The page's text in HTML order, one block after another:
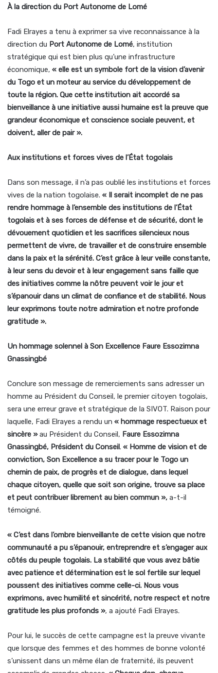
À la direction du Port Autonome de Lomé
Fadi Elrayes a tenu à exprimer sa vive reconnaissance à la
direction du Port Autonome de Lomé, institution
stratégique qui est bien plus qu’une infrastructure
économique, « elle est un symbole fort de la vision d’avenir
du Togo et un moteur au service du développement de
toute la région. Que cette institution ait accordé sa
bienveillance à une initiative aussi humaine est la preuve que
grandeur économique et conscience sociale peuvent, et
doivent, aller de pair ».
Aux institutions et forces vives de l’État togolais
Dans son message, il n’a pas oublié les institutions et forces
vives de la nation togolaise. « Il serait incomplet de ne pas
rendre hommage à l’ensemble des institutions de l’État
togolais et à ses forces de défense et de sécurité, dont le
dévouement quotidien et les sacrifices silencieux nous
permettent de vivre, de travailler et de construire ensemble
dans la paix et la sérénité. C’est grâce à leur veille constante,
à leur sens du devoir et à leur engagement sans faille que
des initiatives comme la nôtre peuvent voir le jour et
s’épanouir dans un climat de confiance et de stabilité. Nous
leur exprimons toute notre admiration et notre profonde
gratitude ».
Un hommage solennel à Son Excellence Faure Essozimna
Gnassingbé
Conclure son message de remerciements sans adresser un
homme au Président du Conseil, le premier citoyen togolais,
sera une erreur grave et stratégique de la SIVOT. Raison pour
laquelle, Fadi Elrayes a rendu un « hommage respectueux et
sincère »au Président du Conseil, Faure Essozimna
Gnassingbé, Président du Conseil. « Homme de vision et de
conviction, Son Excellence a su tracer pour le Togo un
chemin de paix, de progrès et de dialogue, dans lequel
chaque citoyen, quelle que soit son origine, trouve sa place
et peut contribuer librement au bien commun », a-t-il
témoigné.
« C’est dans l’ombre bienveillante de cette vision que notre
communauté a pu s’épanouir, entreprendre et s’engager aux
côtés du peuple togolais. La stabilité que vous avez bâtie
avec patience et détermination est le sol fertile sur lequel
poussent des initiatives comme celle-ci. Nous vous
exprimons, avec humilité et sincérité, notre respect et notre
gratitude les plus profonds », a ajouté Fadi Elrayes.
Pour lui, le succès de cette campagne est la preuve vivante
que lorsque des femmes et des hommes de bonne volonté
s’unissent dans un même élan de fraternité, ils peuvent